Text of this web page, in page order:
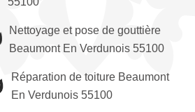
Nettoyage et pose de gouttière
Beaumont En Verdunois 55100
Réparation de toiture Beaumont
En Verdunois 55100